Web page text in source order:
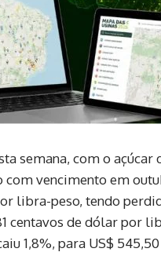
semana, com o açúcar
vencimento em
libra-peso, tendo
centavos de dólar por
1,8%, para US$